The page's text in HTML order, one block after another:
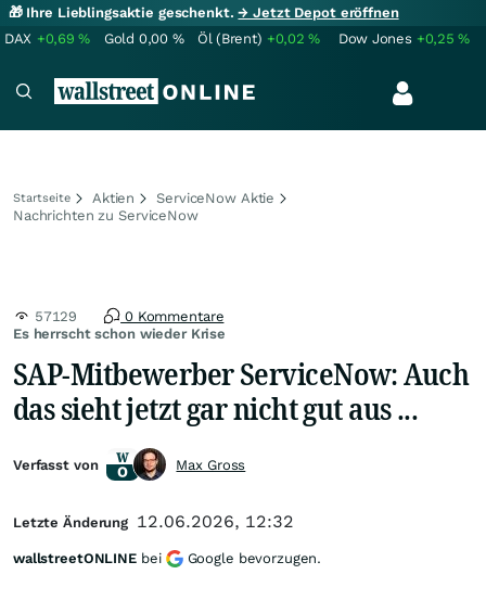
🎁 Ihre Lieblingsaktie geschenkt.→ Jetzt Depot eröffnen
DAX +0,69% Gold 0,00 % Öl (Brent) +0,02% Dow Jones +0,25%
Startseite Aktien
ServiceNow Aktie
Nachrichten zu ServiceNow
Es herrscht schon wieder Krise
57129 0 Kommentare
SAP-Mitbewerber ServiceNow: Auch
das sieht jetzt gar nicht gut aus ...
Verfasst von Max Gross
Letzte Änderung 12.06.2026, 12:32
wallstreetONLINE bei Google bevorzugen.